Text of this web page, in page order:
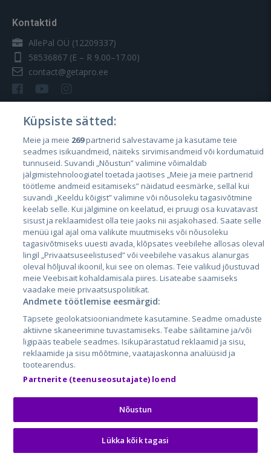
Kontaktid
AllePal OÜ (12209337)
58536867 (E – R 9.00–17.00)
contact@getapro.ee
Riigid
Eesti
Läti
Leedu
City24.lv
City24.ee
GetaPro.lv
GetaPro.ee
Autoplius.lt
Aruodas.lt
CVbankas.lt
Kainos.lt
Paslaugos.lt
auto24.ee
Osta.ee
KuldneBörs.ee
Küpsiste sätted:
Meie ja meie 269partnerid salvestavame ja kasutame teie
seadmes isikuandmeid, näiteks sirvimisandmeid või kordumatuid
tunnuseid. Suvandi „Nõustun” valimine võimaldab
jälgimistehnoloogiatel toetada jaotises „Meie ja meie partnerid
töötleme andmeid esitamiseks” näidatud eesmärke, sellal kui
suvandi „Keeldu kõigist” valimine või nõusoleku tagasivõtmine
keelab selle. Kui jälgimine on keelatud, ei pruugi osa kuvatavast
sisust ja reklaamidest olla teie jaoks nii asjakohased. Saate selle
menüü igal ajal oma valikute muutmiseks või nõusoleku
tagasivõtmiseks uuesti avada, klõpsates veebilehe allosas oleval
lingil „Privaatsuseelistused” või veebilehe vasakus alanurgas
oleval hõljuval ikoonil, kui see on olemas. Teie valikud jõustuvad
meie Veebisait kohaldamisala piires. Lisateabe saamiseks
vaadake meie privaatsuspoliitikat.
Andmete töötlemise eesmärgid:
Täpsete geolokatsiooniandmete kasutamine. Seadme omaduste
aktiivne skaneerimine tuvastamiseks. Teabe säilitamine ja/või
ligipääs teabele seadmes. Isikupärastatud reklaamid ja sisu,
reklaamide ja sisu mõõtmine, vaatajaskonna analüüsid ja
tootearendus.
Partnerite (teenuseosutajate) loend
Nõustun
Lükka kõik tagasi